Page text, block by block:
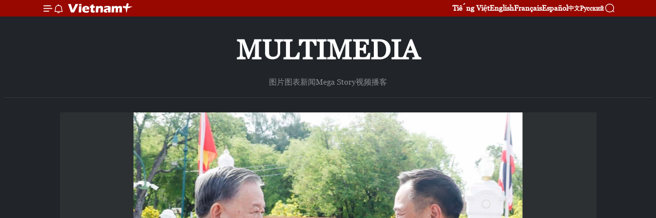
Tiếng ViệtEnglishFrançaisEspañol中文Русский
MULTIMEDIA
图片图表新闻Mega Story视频播客